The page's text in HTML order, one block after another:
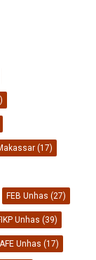
(17)
FEB Unhas (27)
Unhas (39)
Unhas (17)